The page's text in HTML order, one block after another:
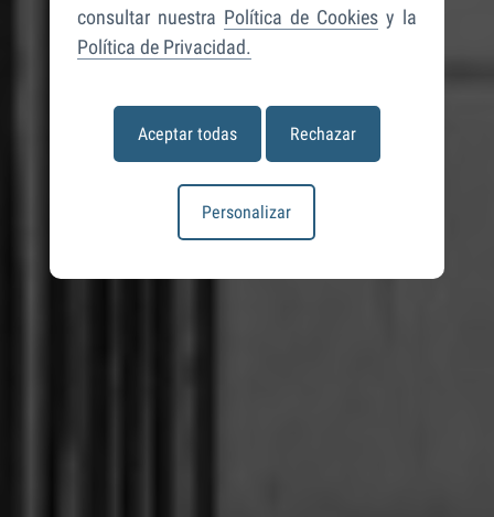
consultar nuestra Política de Cookies y la
Política de Privacidad.
Aceptar todas Rechazar
Personalizar